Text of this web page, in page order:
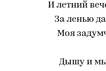
И летний
За ленью
Моя
Дышу и